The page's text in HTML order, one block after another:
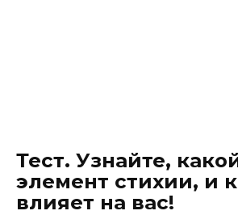
Тест. Узнайте,
элемент стихии, и
влияет на вас!